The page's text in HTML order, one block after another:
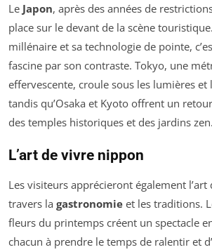
Le Japon, après des années de
place sur le devant de la scène
millénaire et sa technologie de pointe,
fascine par son contraste. Tokyo, une
effervescente, croule sous les lumières et
tandis qu’Osaka et Kyoto offrent un
des temples historiques et des jardins zen.
L’art de vivre nippon
Les visiteurs apprécieront également
travers la gastronomie et les traditions.
fleurs du printemps créent un spectacle
chacun à prendre le temps de ralentir et